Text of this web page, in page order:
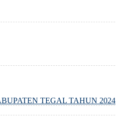
TEGAL TAHUN 2024